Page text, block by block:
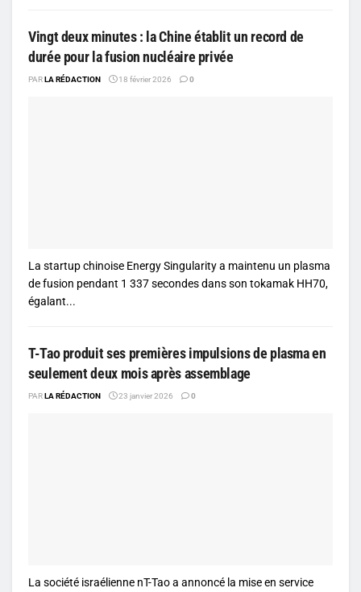
Vingt deux minutes : la Chine établit un record de
durée pour la fusion nucléaire privée
PARLA RÉDACTION 18 février 2026 0
La startup chinoise Energy Singularity a maintenu un plasma
de fusion pendant 1 337 secondes dans son tokamak HH70,
égalant...
T-Tao produit ses premières impulsions de plasma en
seulement deux mois après assemblage
PARLA RÉDACTION 23 janvier 2026 0
La société israélienne nT-Tao a annoncé la mise en service